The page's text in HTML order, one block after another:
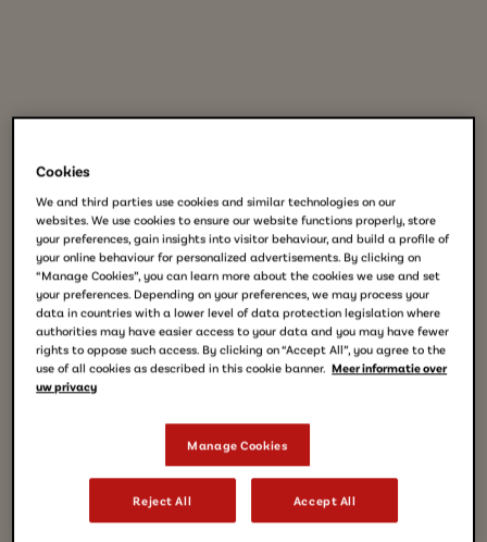
Cookies
We and third parties use cookies and similar technologies on our
websites. We use cookies to ensure our website functions properly, store
your preferences, gain insights into visitor behaviour, and build a profile of
your online behaviour for personalized advertisements. By clicking on
“Manage Cookies”, you can learn more about the cookies we use and set
your preferences. Depending on your preferences, we may process your
data in countries with a lower level of data protection legislation where
authorities may have easier access to your data and you may have fewer
rights to oppose such access. By clicking on “Accept All”, you agree to the
use of all cookies as described in this cookie banner. Meer informatie over
uw privacy
Manage Cookies
Reject All Accept All